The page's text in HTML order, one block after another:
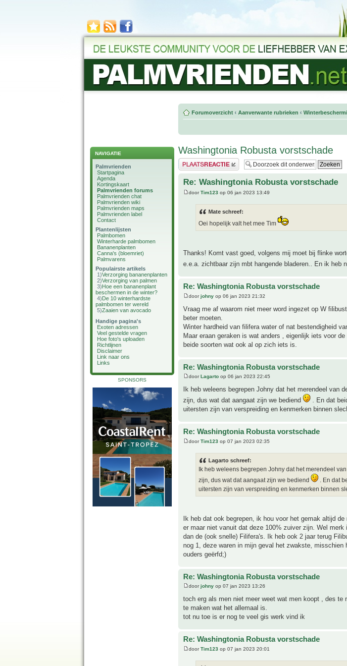
NAVIGATIE
Palmvrienden
Startpagina
Agenda
Kortingskaart
Palmvrienden forums
Palmvrienden chat
Palmvrienden wiki
Palmvrienden maps
Palmvrienden label
Contact
Plantenlijsten
Palmbomen
Winterharde palmbomen
Bananenplanten
Canna's (bloemriet)
Palmvarens
Populairste artikels
1)Verzorging bananenplanten
2)Verzorging van palmen
3)Hoe een bananenplant
beschermen in de winter?
4)De 10 winterhardste
palmbomen ter wereld
5)Zaaien van avocado
Handige pagina's
Exoten adressen
Veel gestelde vragen
Hoe foto's uploaden
Richtlijnen
Disclaimer
Link naar ons
Links
SPONSORS
Forumoverzicht ‹ Aanverwante rubrieken ‹
Washingtonia Robusta vorstschade
Plaats een reactie
Re: Washingtonia Robusta vorstschade
doorTim123 op 06 jan 2023 13:49
Mate schreef:
Oei hopelijk valt het mee Tim
Thanks! Komt vast goed, volgens mij moet bij flinke
e.e.a. zichtbaar zijn mbt hangende bladeren.. En ik heb
Re: Washingtonia Robusta vorstschade
doorjohny op 06 jan 2023 21:32
Vraag me af waarom niet meer word ingezet op W
beter moeten.
Winter hardheid van filifera water of nat bestendigheid
Maar eraan geraken is wat anders , eigenlijk iets voor
beide soorten wat ook al op zich iets is.
Re: Washingtonia Robusta vorstschade
doorLagarto op 06 jan 2023 22:45
Ik heb weleens begrepen Johny dat het merendeel van
zijn, dus wat dat aangaat zijn we bediend
. En dat
uitersten zijn van verspreiding en kenmerken binnen
Re: Washingtonia Robusta vorstschade
doorTim123 op 07 jan 2023 02:35
Lagarto schreef:
Ik heb weleens begrepen Johny dat het merendeel
zijn, dus wat dat aangaat zijn we bediend
. En dat
uitersten zijn van verspreiding en kenmerken binnen
Ik heb dat ook begrepen, ik hou voor het gemak altijd
er maar niet vanuit dat deze 100% zuiver zijn. Wel
dan de (ook snelle) Filifera's. Ik heb ook 2 jaar terug
nog 1, deze waren in mijn geval het zwakste,
ouders geërfd;)
Re: Washingtonia Robusta vorstschade
doorjohny op 07 jan 2023 13:26
toch erg als men niet meer weet wat men koopt , des
te maken wat het allemaal is.
tot nu toe is er nog te veel gis werk vind ik
Re: Washingtonia Robusta vorstschade
doorTim123 op 07 jan 2023 20:01